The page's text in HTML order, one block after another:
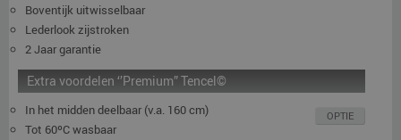
Boventijk uitwisselbaar
Lederlook zijstroken
2 Jaar garantie
OPTIE
Extra voordelen ‘’Premium” Tencel©
In het midden deelbaar (v.a. 160 cm)
Tot 60ºC wasbaar